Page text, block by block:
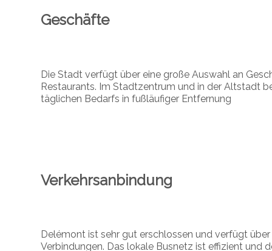
Geschäfte
Die Stadt verfügt über eine große Auswahl an
Restaurants. Im Stadtzentrum und in der Altstadt
täglichen Bedarfs in fußläufiger Entfernung
Verkehrsanbindung
Delémont ist sehr gut erschlossen und verfügt
Verbindungen. Das lokale Busnetz ist effizient und